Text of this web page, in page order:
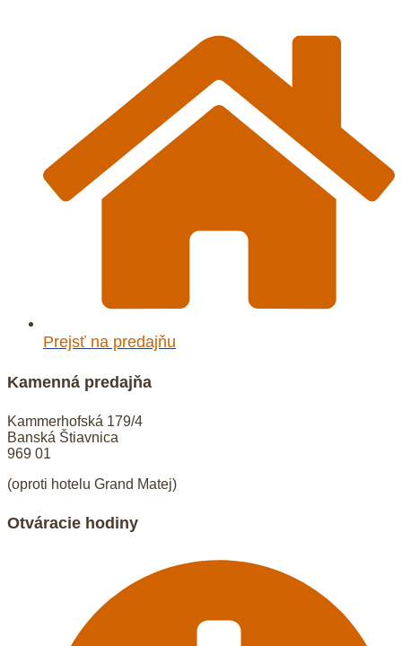
Prejsť na predajňu
Kamenná predajňa
Kammerhofská 179/4
Banská Štiavnica
969 01
(oproti hotelu Grand Matej)
Otváracie hodiny